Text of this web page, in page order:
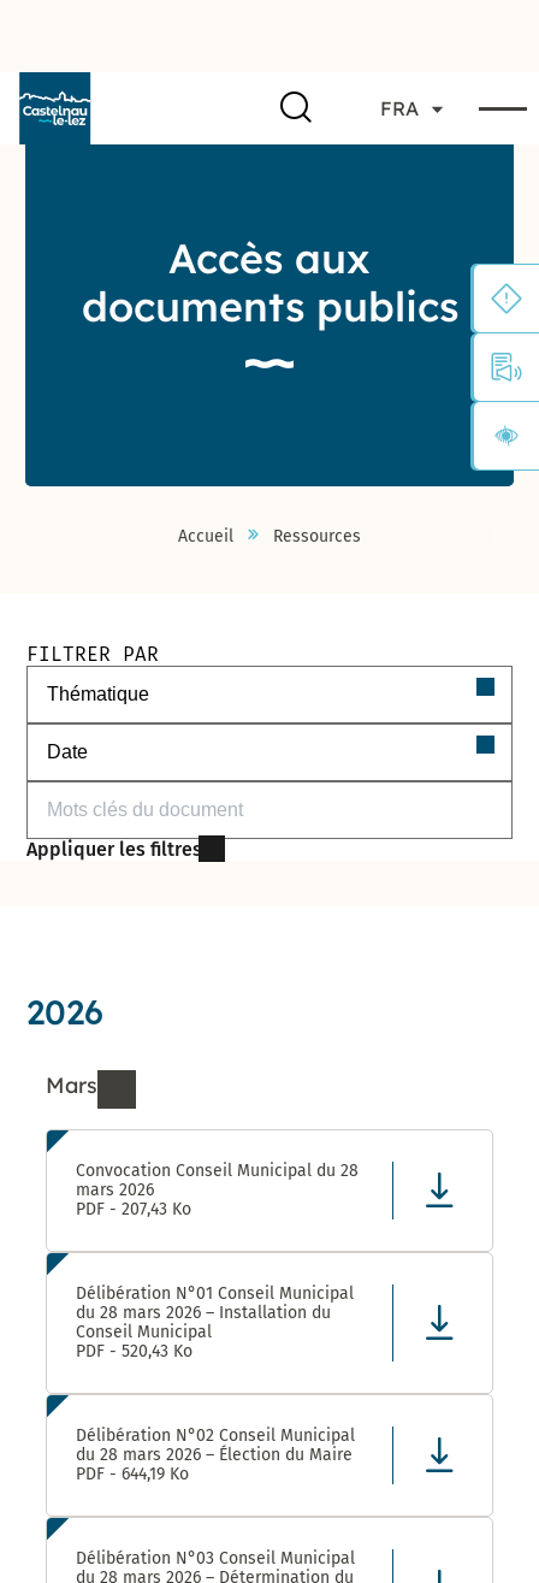
FRA
Accès aux
documents publics
Accueil Ressources
Filtres de recherche des documents
FILTRER PAR
Filtrer par thématique
Filtrer par date
Filtrer par mots-clés
Appliquer les filtres
2026
Mars
Ressources de Mars 2026
Convocation Conseil Municipal du 28
mars 2026
PDF - 207,43 Ko
Délibération N°01 Conseil Municipal
du 28 mars 2026 – Installation du
Conseil Municipal
PDF - 520,43 Ko
Délibération N°02 Conseil Municipal
du 28 mars 2026 – Élection du Maire
PDF - 644,19 Ko
Délibération N°03 Conseil Municipal
du 28 mars 2026 – Détermination du